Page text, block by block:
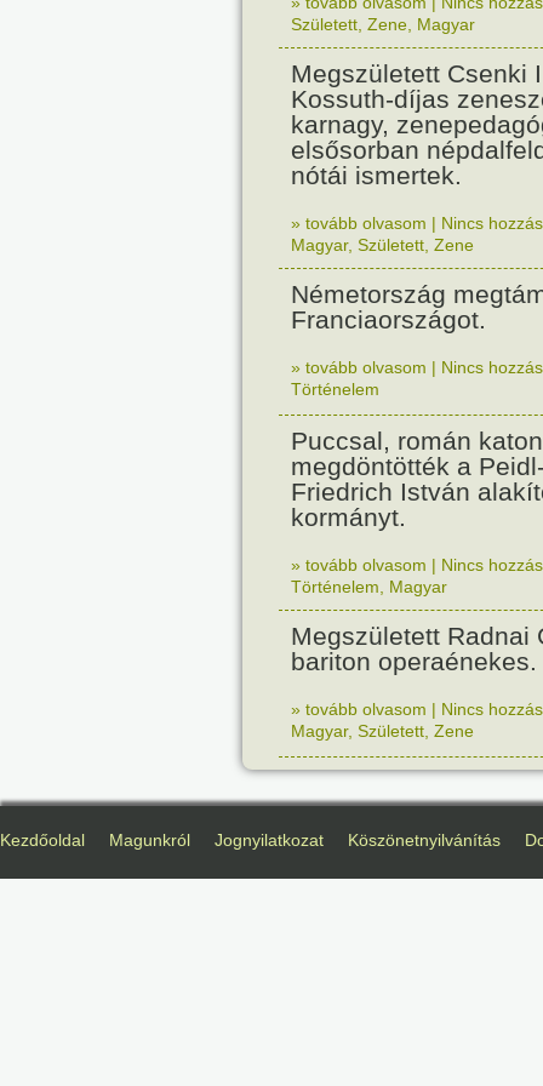
Született Zene Magyar
Megszületett Csenki
Kossuth-díjas
karnagy,
elsősorban
nótái ismertek.
» tovább olvasom | Nincs
Magyar, Született Zene
Németország
Franciaországot.
» tovább olvasom | Nincs
Történelem
Puccsal, román
megdöntötték a
Friedrich István
kormányt.
» tovább olvasom | Nincs
Történelem
Magyar
Megszületett Radnai
bariton operaénekes.
» tovább olvasom | Nincs
Magyar, Született Zene
Kezdőoldal Magunkról Jognyilatkozat Köszönetnyilvánítás